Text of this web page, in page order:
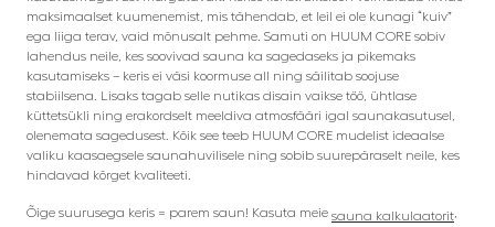
maksimaalset kuumenemist, mis tähendab, et leil ei ole kunagi “kuiv”
ega liiga terav, vaid mõnusalt pehme. Samuti on HUUM CORE sobiv
lahendus neile, kes soovivad sauna ka sagedaseks ja pikemaks
kasutamiseks – keris ei väsi koormuse all ning säilitab soojuse
stabiilsena. Lisaks tagab selle nutikas disain vaikse töö, ühtlase
küttetsükli ning erakordselt meeldiva atmosfääri igal saunakasutusel,
olenemata sagedusest. Kõik see teeb HUUM CORE mudelist ideaalse
valiku kaasaegsele saunahuvilisele ning sobib suurepäraselt neile, kes
hindavad kõrget kvaliteeti.
Õige suurusega keris = parem saun! Kasuta meie sauna kalkulaatorit